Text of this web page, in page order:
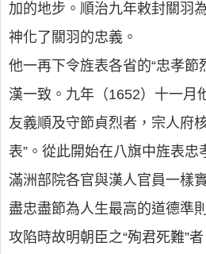
加的地步。順治九年敕封關羽
神化了關羽的忠義。
他一再下令旌表各省的“忠孝節
漢一致。九年（1652）十一月
友義順及守節貞烈者，宗人府
表”。從此開始在八旗中旌表忠
滿洲部院各官與漢人官員一樣
盡忠盡節為人生最高的道德準
攻陷時故明朝臣之“殉君死難”